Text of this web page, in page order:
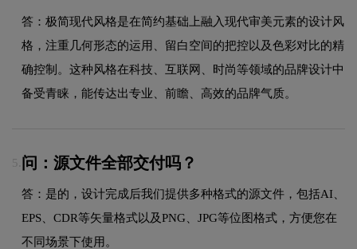
答：极简现代风格是在简约基础上融入现代审美元素的设计风
格，注重几何形态的运用、留白空间的把控以及色彩对比的精
确控制。这种风格在科技、互联网、时尚等领域的品牌设计中
备受青睐，能传达出专业、前瞻、高效的品牌气质。
5. 问：源文件全部交付吗？
答：是的，设计完成后我们提供多种格式的源文件，包括AI、
EPS、CDR等矢量格式以及PNG、JPG等位图格式，方便您在
不同场景下使用。